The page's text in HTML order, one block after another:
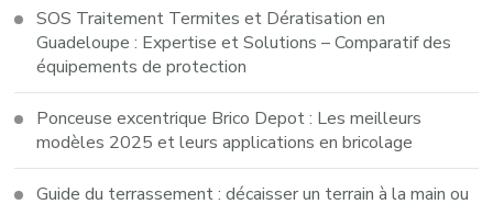
SOS Traitement Termites et Dératisation en
Guadeloupe : Expertise et Solutions – Comparatif des
équipements de protection
Ponceuse excentrique Brico Depot : Les meilleurs
modèles 2025 et leurs applications en bricolage
Guide du terrassement : décaisser un terrain à la main ou